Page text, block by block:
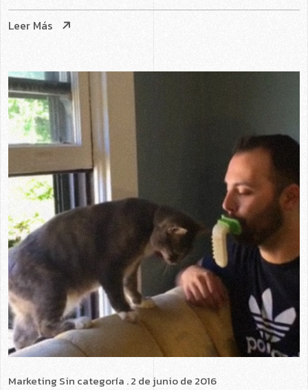
Leer Más
Marketing Sin categoría . 2 de junio de 2016